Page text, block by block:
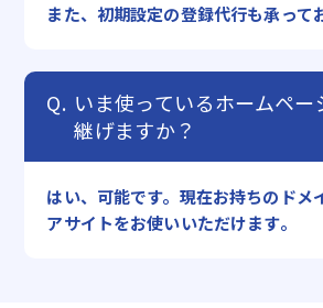
また、初期設定の登録代行も承って
いま使っているホームペー
継げますか？
はい、可能です。現在お持ちのドメ
アサイトをお使いいただけます。